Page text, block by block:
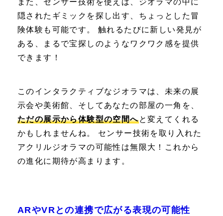
また、センサー技術を使えば、ジオラマの中に
隠されたギミックを探し出す、ちょっとした冒
険体験も可能です。 触れるたびに新しい発見が
ある、まるで宝探しのようなワクワク感を提供
できます！
このインタラクティブなジオラマは、未来の展
示会や美術館、そしてあなたの部屋の一角を、
ただの展示から体験型の空間へと変えてくれる
かもしれませんね。 センサー技術を取り入れた
アクリルジオラマの可能性は無限大！これから
の進化に期待が高まります。
ARやVRとの連携で広がる表現の可能性